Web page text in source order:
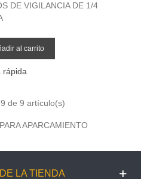
DE VIGILANCIA DE 1/4
al carrito
rápida
de 9 artículo(s)
APARCAMIENTO
LA TIENDA